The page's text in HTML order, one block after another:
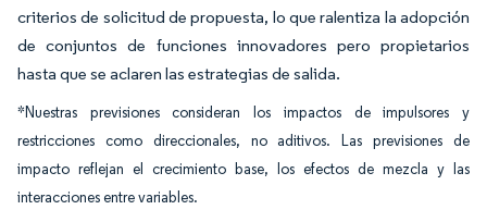
criterios de solicitud de propuesta, lo que ralentiza la adopción
de conjuntos de funciones innovadores pero propietarios
hasta que se aclaren las estrategias de salida.
*Nuestras previsiones consideran los impactos de impulsores y
restricciones como direccionales, no aditivos. Las previsiones de
impacto reflejan el crecimiento base, los efectos de mezcla y las
interacciones entre variables.